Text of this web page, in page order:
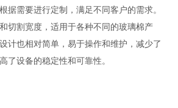
需要进行定制，满足不同客户的需求。
切割宽度，适用于各种不同的玻璃棉产
计也相对简单，易于操作和维护，减少了
了设备的稳定性和可靠性。